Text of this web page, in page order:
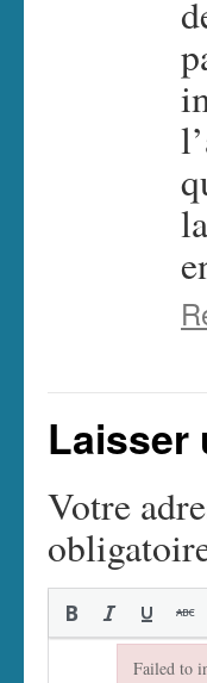
Laisser
Votre
Failed to